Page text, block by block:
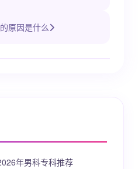
原因是什么
年男科专科推荐